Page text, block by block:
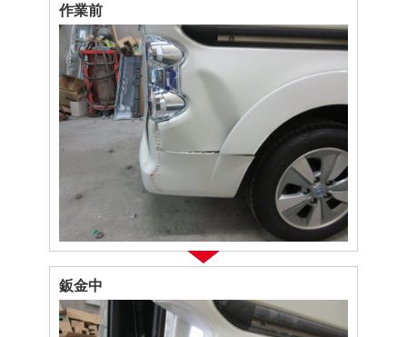
作業前
鈑金中